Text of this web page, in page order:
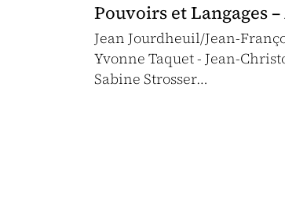
Pouvoirs et Langages
Jean Jourdheuil/Jean-
Yvonne Taquet - Jean-
Sabine Strosser…